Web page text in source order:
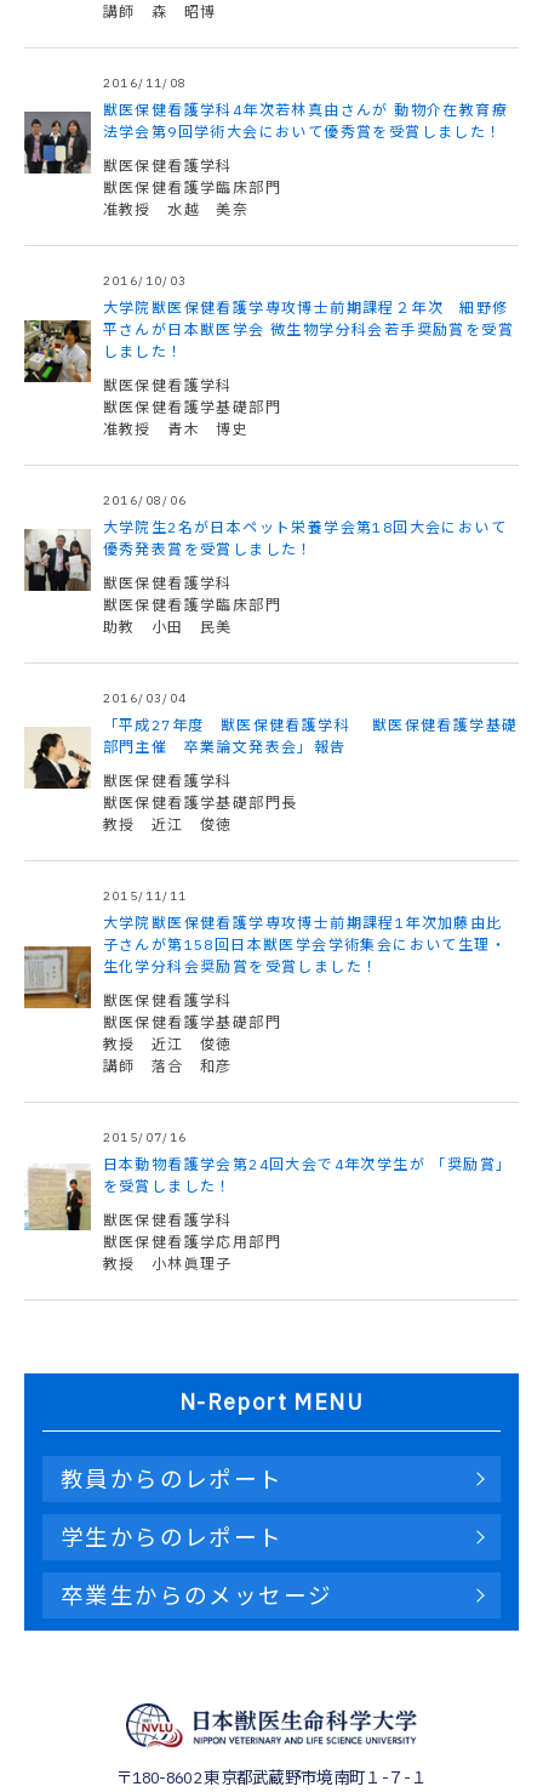
講師 森 昭博
2016/11/08
獣医保健看護学科4年次若林真由さんが 動物介在教育療
法学会第9回学術大会において優秀賞を受賞しました！
獣医保健看護学科
獣医保健看護学臨床部門
准教授 水越 美奈
2016/10/03
大学院獣医保健看護学専攻博士前期課程２年次 細野修
平さんが日本獣医学会 微生物学分科会若手奨励賞を受賞
しました！
獣医保健看護学科
獣医保健看護学基礎部門
准教授 青木 博史
2016/08/06
大学院生2名が日本ペット栄養学会第18回大会において
優秀発表賞を受賞しました！
獣医保健看護学科
獣医保健看護学臨床部門
助教 小田 民美
2016/03/04
「平成27年度 獣医保健看護学科 獣医保健看護学基礎
部門主催 卒業論文発表会」報告
獣医保健看護学科
獣医保健看護学基礎部門長
教授 近江 俊徳
2015/11/11
大学院獣医保健看護学専攻博士前期課程1年次加藤由比
子さんが第158回日本獣医学会学術集会において生理・
生化学分科会奨励賞を受賞しました！
獣医保健看護学科
獣医保健看護学基礎部門
教授 近江 俊徳
講師 落合 和彦
2015/07/16
日本動物看護学会第24回大会で4年次学生が 「奨励賞」
を受賞しました！
獣医保健看護学科
獣医保健看護学応用部門
教授 小林眞理子
N-Report MENU
教員からのレポート
学生からのレポート
卒業生からのメッセージ
〒180-8602東京都武蔵野市境南町１-７-１